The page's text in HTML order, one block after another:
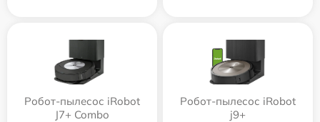
Робот-пылесос iRobot
J7+ Combo
Робот-пылесос iRobot
j9+